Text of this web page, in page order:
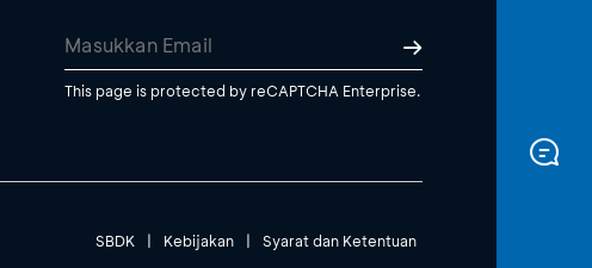
This page is protected by reCAPTCHA Enterprise.
SBDK | Kebijakan | Syarat dan Ketentuan